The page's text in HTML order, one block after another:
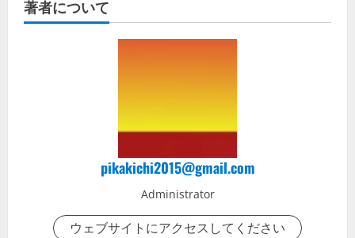
著者について
pikakichi2015@gmail.com
Administrator
ウェブサイトにアクセスしてください